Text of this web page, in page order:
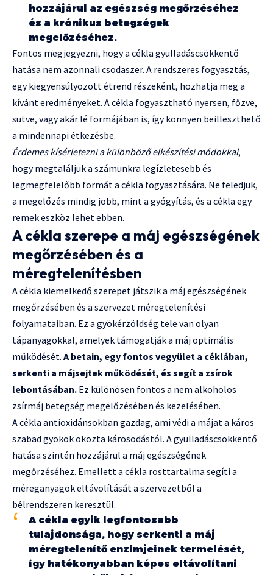
hozzájárul az egészség megőrzéséhez
és a krónikus betegségek
megelőzéséhez.
Fontos megjegyezni, hogy a cékla gyulladáscsökkentő
hatása nem azonnali csodaszer. A rendszeres fogyasztás,
egy kiegyensúlyozott étrend részeként, hozhatja meg a
kívánt eredményeket. A cékla fogyasztható nyersen, főzve,
sütve, vagy akár lé formájában is, így könnyen beilleszthető
a mindennapi étkezésbe.
Érdemes kísérletezni a különböző elkészítési módokkal,
hogy megtaláljuk a számunkra legízletesebb és
legmegfelelőbb formát a cékla fogyasztására. Ne feledjük,
a megelőzés mindig jobb, mint a gyógyítás, és a cékla egy
remek eszköz lehet ebben.
A cékla szerepe a máj egészségének
megőrzésében és a
méregtelenítésben
A cékla kiemelkedő szerepet játszik a máj egészségének
megőrzésében és a szervezet méregtelenítési
folyamataiban. Ez a gyökérzöldség tele van olyan
tápanyagokkal, amelyek támogatják a máj optimális
működését. A betain, egy fontos vegyület a céklában,
serkenti a májsejtek működését, és segít a zsírok
lebontásában. Ez különösen fontos a nem alkoholos
zsírmáj betegség megelőzésében és kezelésében.
A cékla antioxidánsokban gazdag, ami védi a májat a káros
szabad gyökök okozta károsodástól. A gyulladáscsökkentő
hatása szintén hozzájárul a máj egészségének
megőrzéséhez. Emellett a cékla rosttartalma segíti a
méreganyagok eltávolítását a szervezetből a
bélrendszeren keresztül.
A cékla egyik legfontosabb
tulajdonsága, hogy serkenti a máj
méregtelenítő enzimjeinek termelését,
így hatékonyabban képes eltávolítani